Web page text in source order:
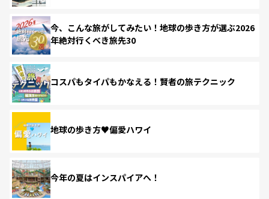
今、こんな旅がしてみたい！地球の歩き方が選ぶ2026
年絶対行くべき旅先30
コスパもタイパもかなえる！賢者の旅テクニック
地球の歩き方♥偏愛ハワイ
今年の夏はインスパイアへ！